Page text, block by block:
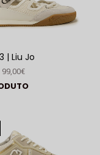
| Liu Jo
99,00€